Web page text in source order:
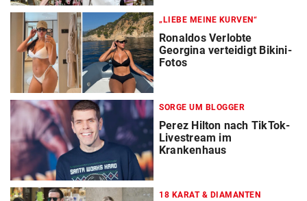
„LIEBE MEINE KURVEN“
Ronaldos Verlobte
Georgina verteidigt Bikini-
Fotos
SORGE UM BLOGGER
Perez Hilton nach TikTok-
Livestream im
Krankenhaus
18 KARAT & DIAMANTEN